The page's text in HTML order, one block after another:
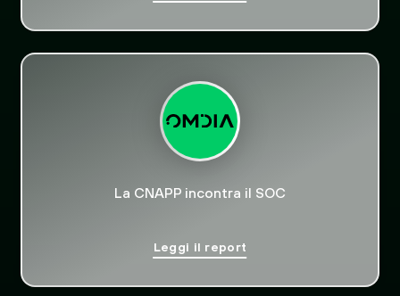
La CNAPP incontra il SOC
Leggi il report